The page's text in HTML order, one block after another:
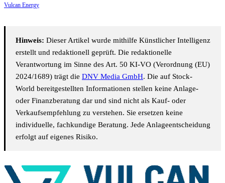
Vulcan Energy
Hinweis: Dieser Artikel wurde mithilfe Künstlicher Intelligenz
erstellt und redaktionell geprüft. Die redaktionelle
Verantwortung im Sinne des Art. 50 KI-VO (Verordnung (EU)
2024/1689) trägt die DNV Media GmbH. Die auf Stock-
World bereitgestellten Informationen stellen keine Anlage-
oder Finanzberatung dar und sind nicht als Kauf- oder
Verkaufsempfehlung zu verstehen. Sie ersetzen keine
individuelle, fachkundige Beratung. Jede Anlageentscheidung
erfolgt auf eigenes Risiko.